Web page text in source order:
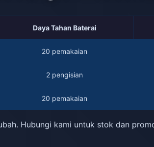
Daya Tahan Baterai
20 pemakaian
2 pengisian
20 pemakaian
Hubungi kami untuk stok dan